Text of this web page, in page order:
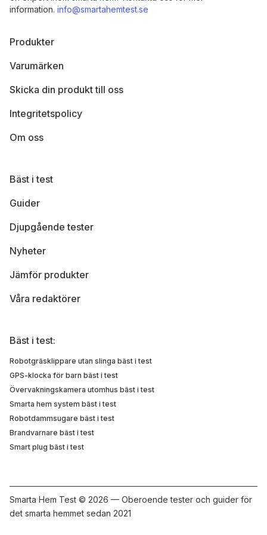
Bäst i test
Guider
Djupgående tester
Nyheter
Jämför produkter
Våra redaktörer
Produkter
Varumärken
Skicka din produkt till oss
Integritetspolicy
Om oss
information. info@smartahemtest.se
Bäst i test:
Robotgräsklippare utan slinga bäst i test
GPS-klocka för barn bäst i test
Övervakningskamera utomhus bäst i test
Smarta hem system bäst i test
Robotdammsugare bäst i test
Brandvarnare bäst i test
Smart plug bäst i test
Smarta Hem Test © 2026 — Oberoende tester och guider för
det smarta hemmet sedan 2021